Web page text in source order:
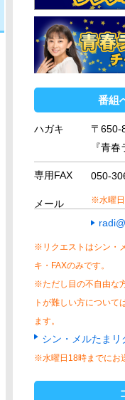
番組
ハガキ
〒
『青春
専用FAX 050-
※水曜日
メール
※リクエストはシン・
キ・FAXのみです。
※ただし目の不自由な
トが難しい方について
ます。
シン・メルたま
※水曜日18時までにお